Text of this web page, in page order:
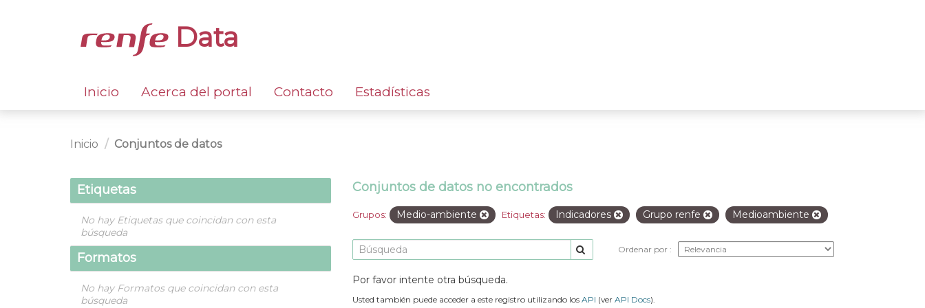
Data
Inicio Acerca del portal Contacto Estadísticas
Inicio Conjuntos de datos
Etiquetas
No hay Etiquetas que coincidan con esta
búsqueda
Formatos
No hay Formatos que coincidan con esta
búsqueda
Conjuntos de datos no encontrados
Grupos: Medio-ambiente Etiquetas: Indicadores Grupo renfe Medioambiente
Ordenar por
Por favor intente otra búsqueda.
Usted también puede acceder a este registro utilizando los API (ver API Docs).